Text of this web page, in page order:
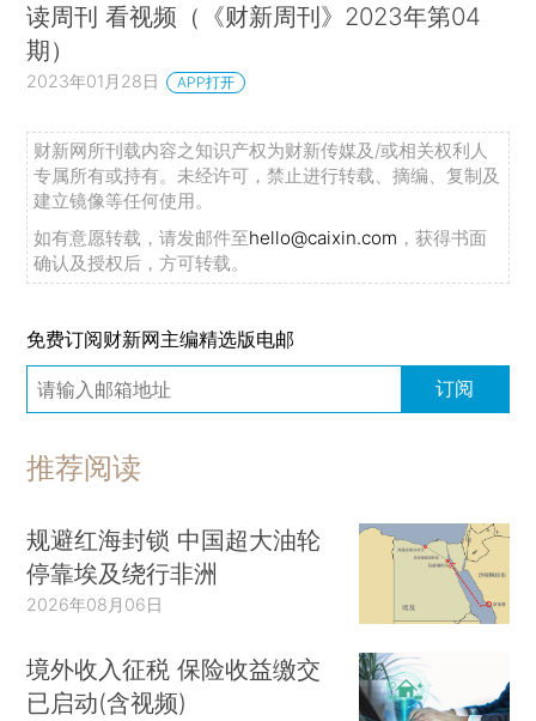
读周刊 看视频（《财新周刊》2023年第04
期）
2023年01月28日 APP打开
财新网所刊载内容之知识产权为财新传媒及/或相关权利人
专属所有或持有。未经许可，禁止进行转载、摘编、复制及
建立镜像等任何使用。
如有意愿转载，请发邮件至hello@caixin.com ，获得书面
确认及授权后，方可转载。
免费订阅财新网主编精选版电邮
订阅
推荐阅读
规避红海封锁 中国超大油轮
停靠埃及绕行非洲
2026年08月06日
境外收入征税 保险收益缴交
已启动(含视频)